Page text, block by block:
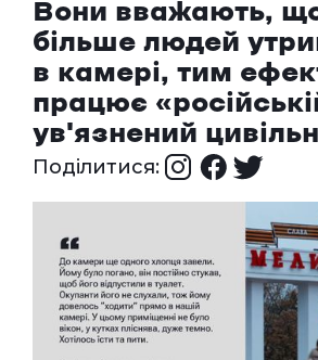
Вони вважають,
більше людей
в камері, тим
працює
ув'язнений
Поділитися: